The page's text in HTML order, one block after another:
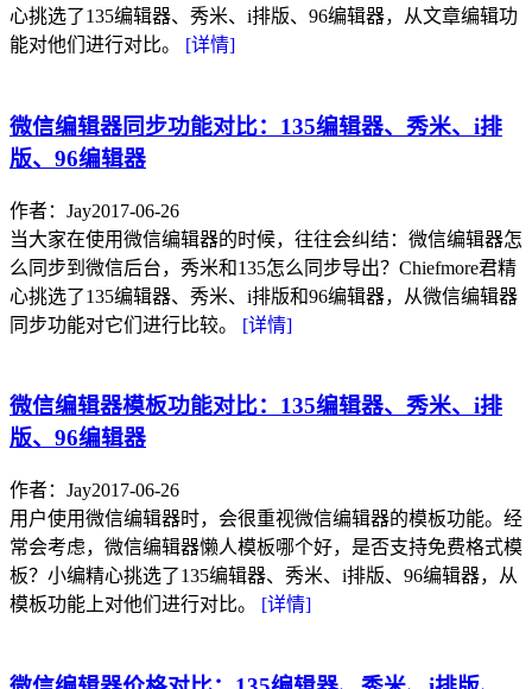
心挑选了135编辑器、秀米、i排版、96编辑器，从文章编辑功
能对他们进行对比。 [详情]
微信编辑器同步功能对比：135编辑器、秀米、i排
版、96编辑器
作者：Jay2017-06-26
当大家在使用微信编辑器的时候，往往会纠结：微信编辑器怎
么同步到微信后台，秀米和135怎么同步导出？Chiefmore君精
心挑选了135编辑器、秀米、i排版和96编辑器，从微信编辑器
同步功能对它们进行比较。 [详情]
微信编辑器模板功能对比：135编辑器、秀米、i排
版、96编辑器
作者：Jay2017-06-26
用户使用微信编辑器时，会很重视微信编辑器的模板功能。经
常会考虑，微信编辑器懒人模板哪个好，是否支持免费格式模
板？小编精心挑选了135编辑器、秀米、i排版、96编辑器，从
模板功能上对他们进行对比。 [详情]